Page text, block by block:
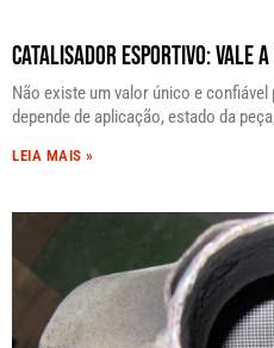
Catalisador Esportivo: Vale a
Não existe um valor único e
depende de aplicação, estado da
LEIA MAIS »